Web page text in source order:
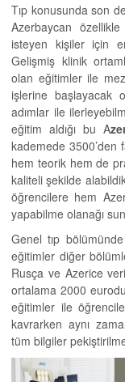
Tıp konusunda son
Azerbaycan
isteyen kişiler için
Gelişmiş klinik
olan eğitimler ile
işlerine başlayacak
adımlar ile
eğitim aldığı bu A
kademede 3500’den
hem teorik hem de
kaliteli şekilde
öğrencilere hem
yapabilme olanağı
Genel tıp
eğitimler diğer
Rusça ve Azerice
ortalama 2000
eğitimler ile
kavrarken aynı
tüm bilgiler